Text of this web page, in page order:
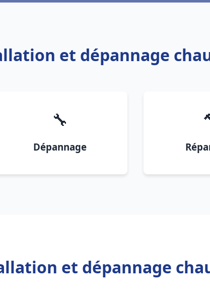
et dépannage
🔧
Dépannage
et dépannage